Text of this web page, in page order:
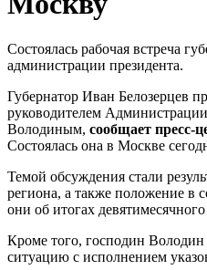
Состоялась рабочая встреча
администрации президента.
Губернатор Иван Белозерцев
руководителем
Володиным, сообщает пресс-
Состоялась она в Москве
Темой обсуждения стали
региона, а также положение в
они об итогах
Кроме того, господин
ситуацию с исполнением